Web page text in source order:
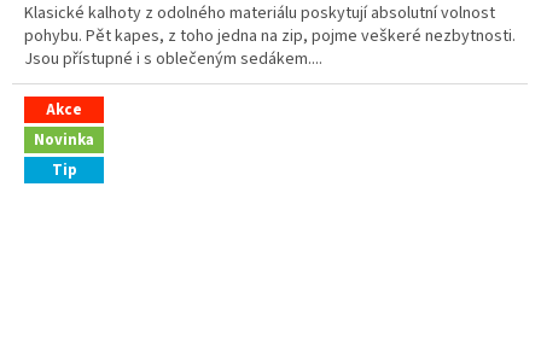
Klasické kalhoty z odolného materiálu poskytují absolutní volnost
pohybu. Pět kapes, z toho jedna na zip, pojme veškeré nezbytnosti.
Jsou přístupné i s oblečeným sedákem....
Akce
Novinka
Tip